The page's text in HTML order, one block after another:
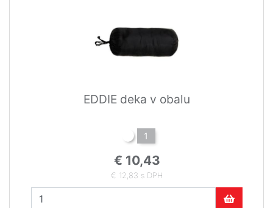
EDDIE deka v obalu
1
€ 10,43
€ 12,83 s DPH